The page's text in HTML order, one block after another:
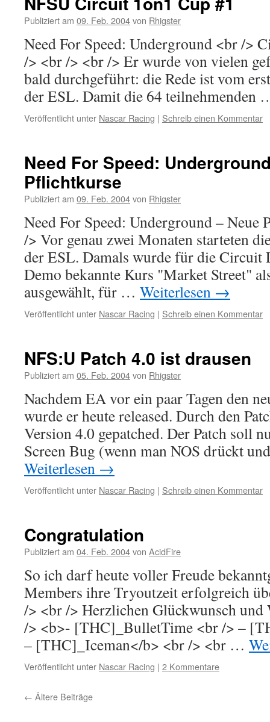
Publiziert am 09. Feb. 2004von Rhigster
Need For Speed: Underground <br />
/> <br /> <br /> Er wurde von vielen
bald durchgeführt: die Rede ist vom
der ESL. Damit die 64
Veröffentlicht unter Nascar Racing | Schreib einen Kommentar
Need For Speed:
Pflichtkurse
Publiziert am 09. Feb. 2004von Rhigster
Need For Speed: Underground –
/> Vor genau zwei Monaten starteten
der ESL. Damals wurde für die Circuit
Demo bekannte Kurs "Market Street"
ausgewählt, für … Weiterlesen →
Veröffentlicht unter Nascar Racing | Schreib einen Kommentar
NFS:U Patch 4.0 ist drausen
Publiziert am 05. Feb. 2004von Rhigster
Nachdem EA vor ein paar Tagen den
wurde er heute released. Durch den
Version 4.0 gepatched. Der Patch soll
Screen Bug (wenn man NOS drückt
Weiterlesen →
Veröffentlicht unter Nascar Racing | Schreib einen Kommentar
Congratulation
Publiziert am 04. Feb. 2004von AcidFire
So ich darf heute voller Freude
Members ihre Tryoutzeit erfolgreich
/> <br /> Herzlichen Glückwunsch und
/> <b>- [THC]_BulletTime <br /> –
– [THC]_Iceman</b> <br /> <br …
Veröffentlicht unter Nascar Racing | 2 Kommentare
← Ältere Beiträge